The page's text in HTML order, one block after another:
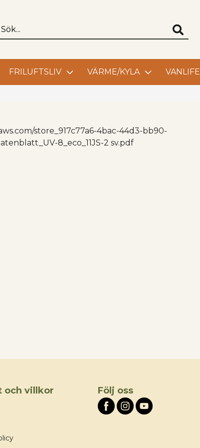
FRILUFTSLIV VÄRME/KYLA VANLIFE
store_917c77a6-4bac-44d3-bb90-
8_eco_11JS-2 sv.pdf
och villkor Följ oss